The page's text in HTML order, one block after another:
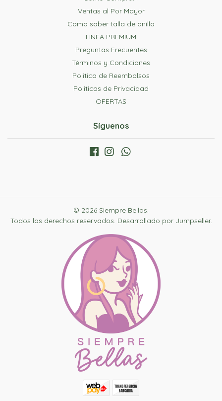
Ventas al Por Mayor
Como saber talla de anillo
LINEA PREMIUM
Preguntas Frecuentes
Términos y Condiciones
Politica de Reembolsos
Politicas de Privacidad
OFERTAS
Síguenos
© 2026 Siempre Bellas.
Todos los derechos reservados. Desarrollado por Jumpseller.